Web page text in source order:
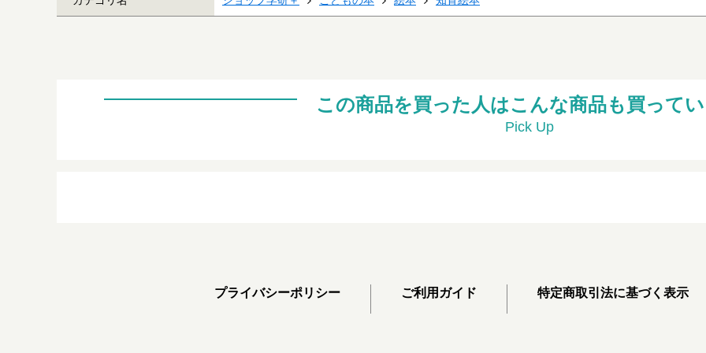
この商品を買った人はこんな商品も買って
Pick Up
プライバシーポリシー ご利用ガイド 特定商取引法に基づく表示